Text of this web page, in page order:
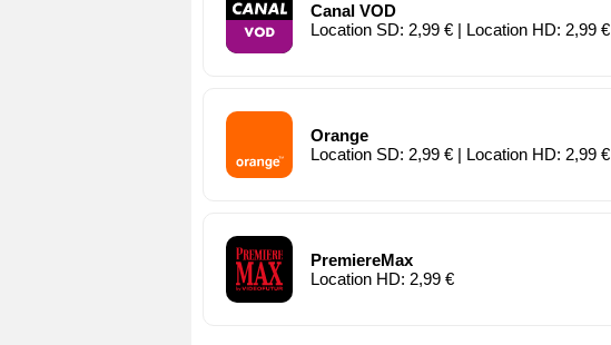
Canal VOD
Location SD: 2,99 € | Location HD: 2,99 €
Orange
Location SD: 2,99 € | Location HD: 2,99 €
PremiereMax
Location HD: 2,99 €